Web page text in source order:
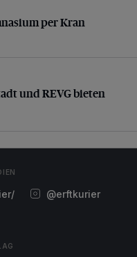
per Kran angeliefert
per Kran
und REVG bieten
und REVG bieten
@erftkurier